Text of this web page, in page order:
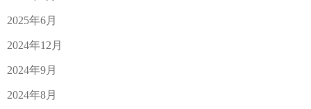
2025年6月
2024年12月
2024年9月
2024年8月